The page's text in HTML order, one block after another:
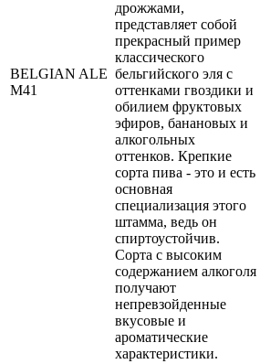
BELGIAN ALE
M41
дрожжами,
представляет собой
прекрасный пример
классического
бельгийского эля с
оттенками гвоздики и
обилием фруктовых
эфиров, банановых и
алкогольных
оттенков. Крепкие
сорта пива - это и есть
основная
специализация этого
штамма, ведь он
спиртоустойчив.
Сорта с высоким
содержанием алкоголя
получают
непревзойденные
вкусовые и
ароматические
характеристики.